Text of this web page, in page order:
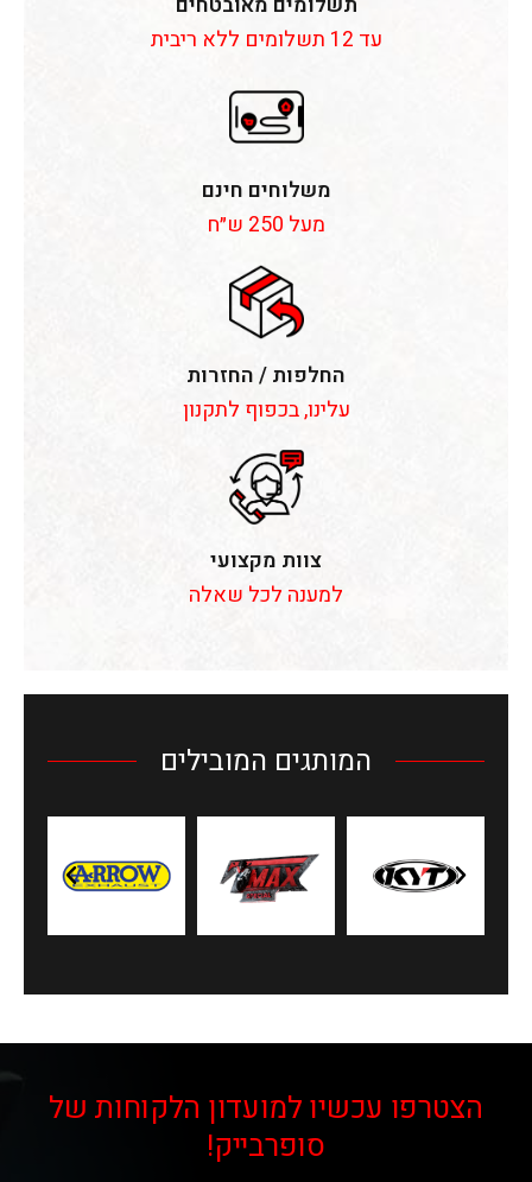
עד 12 תשלומים ללא ריבית
משלוחים חינם
מעל 250 ש״ח
החלפות / החזרות
עלינו, בכפוף לתקנון
צוות מקצועי
למענה לכל שאלה
המותגים המובילים
הצטרפו עכשיו למועדון הלקוחות של
סופרבייק!